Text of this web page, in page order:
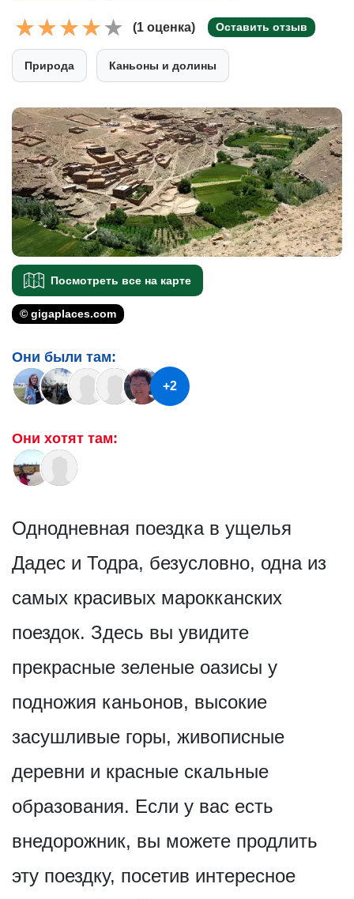
(1 оценка) Оставить отзыв
Природа Каньоны и долины
Посмотреть все на карте
© gigaplaces.com
Они были там:
+2
Они хотят там:
Однодневная поездка в ущелья
Дадес и Тодра, безусловно, одна из
самых красивых марокканских
поездок. Здесь вы увидите
прекрасные зеленые оазисы у
подножия каньонов, высокие
засушливые горы, живописные
деревни и красные скальные
образования. Если у вас есть
внедорожник, вы можете продлить
эту поездку, посетив интересное